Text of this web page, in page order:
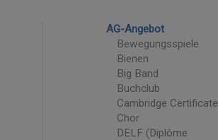
AG-Angebot
Bewegungsspiele
Bienen
Big Band
Buchclub
Cambridge Certificate
Chor
DELF (Diplôme